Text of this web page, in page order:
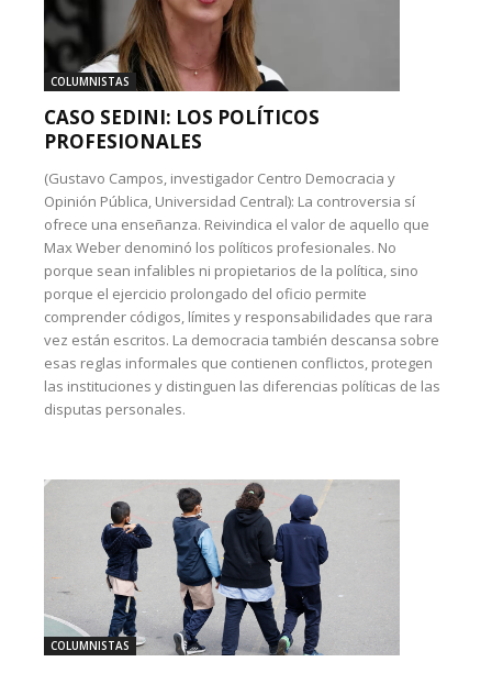
COLUMNISTAS
CASO SEDINI: LOS POLÍTICOS
PROFESIONALES
(Gustavo Campos, investigador Centro Democracia y
Opinión Pública, Universidad Central): La controversia sí
ofrece una enseñanza. Reivindica el valor de aquello que
Max Weber denominó los políticos profesionales. No
porque sean infalibles ni propietarios de la política, sino
porque el ejercicio prolongado del oficio permite
comprender códigos, límites y responsabilidades que rara
vez están escritos. La democracia también descansa sobre
esas reglas informales que contienen conflictos, protegen
las instituciones y distinguen las diferencias políticas de las
disputas personales.
COLUMNISTAS